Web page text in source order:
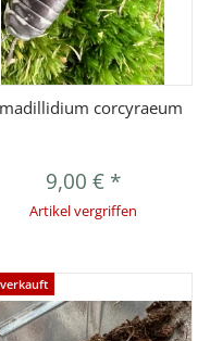
corcyraeum
9,00 € *
Artikel vergriffen